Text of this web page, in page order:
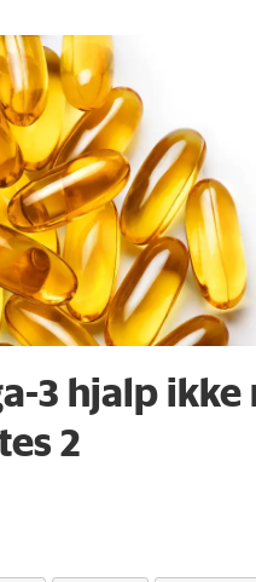
3 hjalp ikke
2